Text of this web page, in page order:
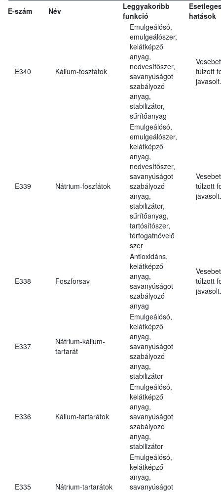
E-szám Név
Leggyakoribb
funkció
hatások
E340 Kálium-foszfátok
Emulgeálósó,
emulgeálószer,
kelátképző
anyag,
nedvesítőszer,
savanyúságot
szabályozó
anyag,
stabilizátor,
sűrítőanyag
túlzott
javasolt.
E339 Nátrium-foszfátok
Emulgeálósó,
emulgeálószer,
kelátképző
anyag,
nedvesítőszer,
savanyúságot
szabályozó
anyag,
stabilizátor,
sűrítőanyag,
tartósítószer,
térfogatnövelő
szer
túlzott
javasolt.
E338 Foszforsav
Antioxidáns,
kelátképző
anyag,
savanyúságot
szabályozó
anyag
túlzott
javasolt.
E337
Nátrium-kálium-
tartarát
Emulgeálósó,
kelátképző
anyag,
savanyúságot
szabályozó
anyag,
stabilizátor
E336 Kálium-tartarátok
Emulgeálósó,
kelátképző
anyag,
savanyúságot
szabályozó
anyag,
stabilizátor
E335 Nátrium-tartarátok
Emulgeálósó,
kelátképző
anyag,
savanyúságot